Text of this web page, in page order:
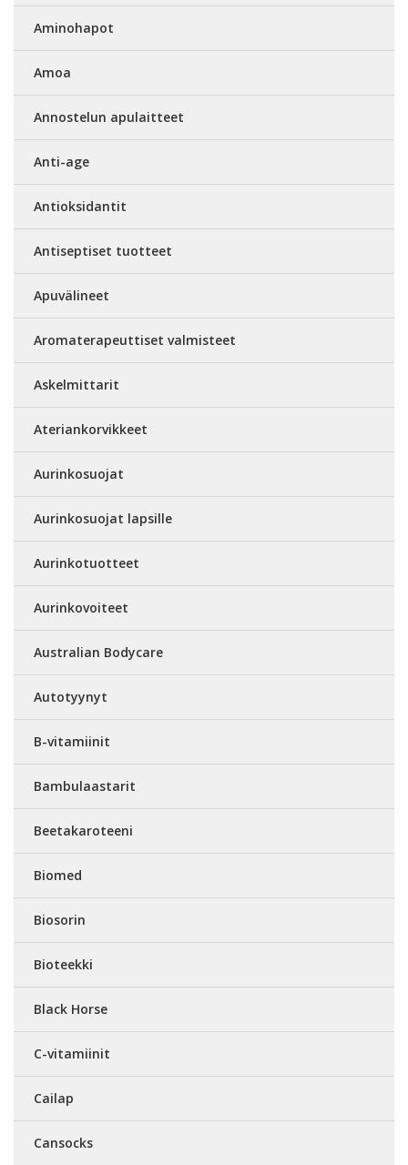
Aminohapot
Amoa
Annostelun apulaitteet
Anti-age
Antioksidantit
Antiseptiset tuotteet
Apuvälineet
Aromaterapeuttiset valmisteet
Askelmittarit
Ateriankorvikkeet
Aurinkosuojat
Aurinkosuojat lapsille
Aurinkotuotteet
Aurinkovoiteet
Australian Bodycare
Autotyynyt
B-vitamiinit
Bambulaastarit
Beetakaroteeni
Biomed
Biosorin
Bioteekki
Black Horse
C-vitamiinit
Cailap
Cansocks